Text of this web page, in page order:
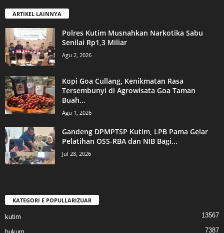
ARTIKEL LAINNYA
Polres Kutim Musnahkan Narkotika Sabu
Senilai Rp1,3 Miliar
Agu 2, 2026
Kopi Goa Cullang, Kenikmatan Rasa
Tersembunyi di Agrowisata Goa Taman
Buah...
Agu 1, 2026
Gandeng DPMPTSP Kutim, LPB Pama Gelar
Pelatihan OSS-RBA dan NIB Bagi...
Jul 28, 2026
KATEGORI E POPULLARIZUAR
kutim 13567
7387